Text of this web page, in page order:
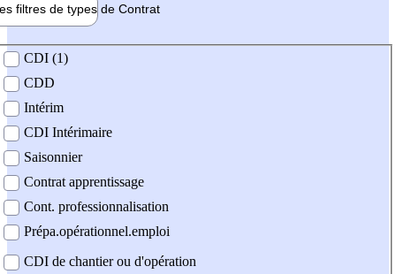
filtres de types de Contrat
contrat
CDI (1)
CDD
Intérim
CDI Intérimaire
Saisonnier
Contrat apprentissage
Cont. professionnalisation
Prépa.opérationnel.emploi
CDI de chantier ou d'opération